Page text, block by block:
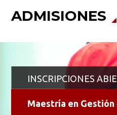
ADMISIONES
INSCRIPCIONES
Maestría en